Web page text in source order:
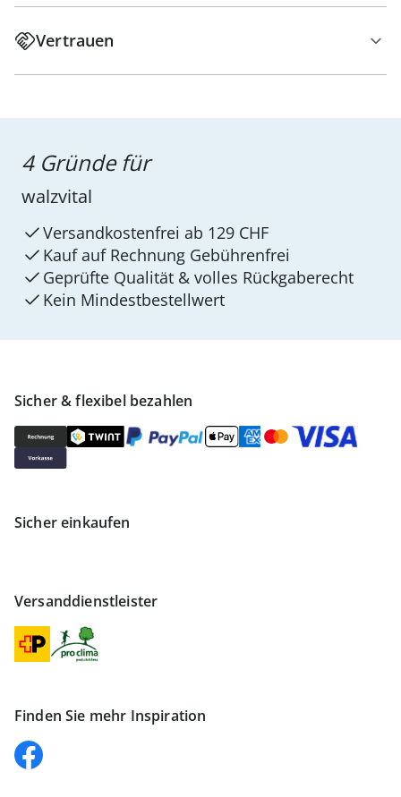
Vertrauen
Sicher & flexibel bezahlen
Sicher einkaufen
Versanddienstleister
Finden Sie mehr Inspiration
4 Gründe für
walzvital
Versandkostenfrei ab 129 CHF
Kauf auf Rechnung Gebührenfrei
Geprüfte Qualität & volles Rückgaberecht
Kein Mindest­bestellwert